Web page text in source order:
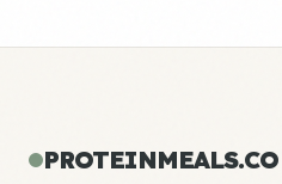
PROTEINMEALS.CO